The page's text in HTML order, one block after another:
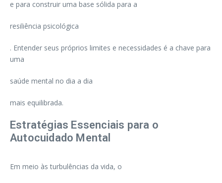
e para construir uma base sólida para a
resiliência psicológica
. Entender seus próprios limites e necessidades é a chave para
uma
saúde mental no dia a dia
mais equilibrada.
Estratégias Essenciais para o
Autocuidado Mental
Em meio às turbulências da vida, o